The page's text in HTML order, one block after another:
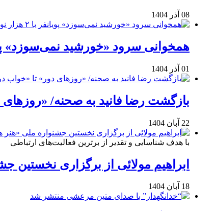
08 آذر 1404
همخوانی سرود «خورشید نمی‌سوزد» پویانفر با ۲ هزار
01 آذر 1404
بازگشت رضا فانید به صحنه/
22 آبان 1404
با هدف شناسایی و تقدیر از برترین فعالیت‌های ارتباطی
ابراهیم مولائی از برگزاری نخستین
18 آبان 1404